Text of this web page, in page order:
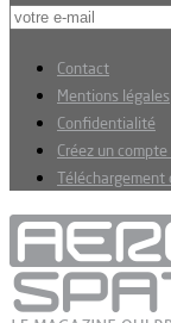
Contact
Mentions légales
Confidentialité
Créez un
Téléchargement